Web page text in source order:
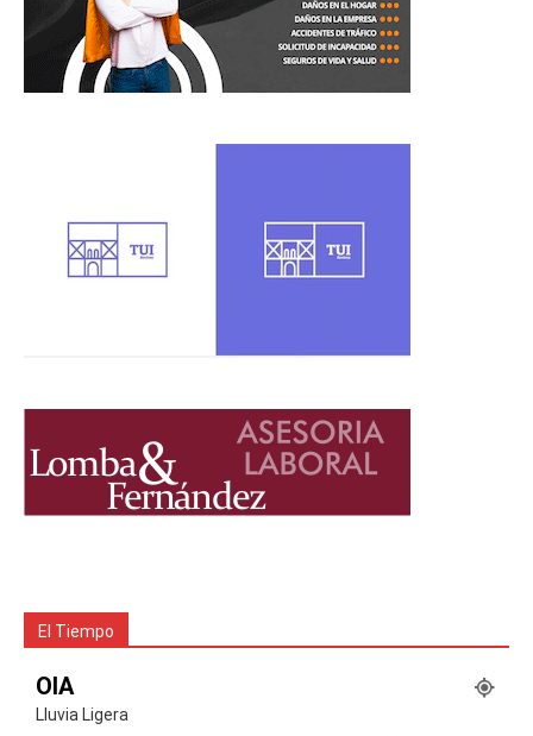
El Tiempo
OIA
Lluvia Ligera